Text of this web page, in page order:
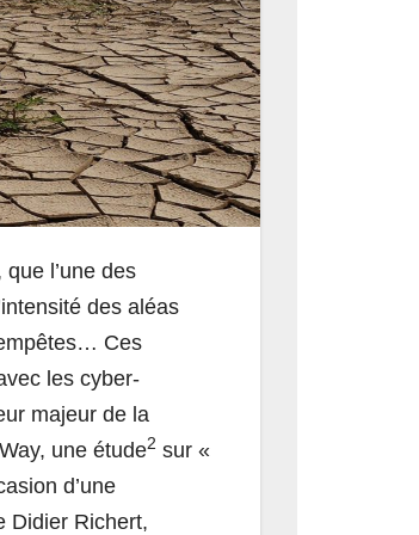
l’une des
des aléas
Ces
les cyber-
majeur de la
une étude2 sur «
d’une
Didier Richert,